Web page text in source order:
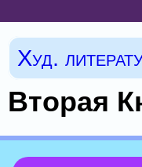
Худ.
Вторая